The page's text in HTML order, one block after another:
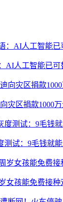
AI人工智能已可
灾区捐款1000
测试：9毛钱就
女孩能免费接